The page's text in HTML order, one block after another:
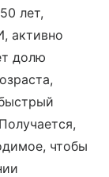
лет,
активно
долю
чтобы